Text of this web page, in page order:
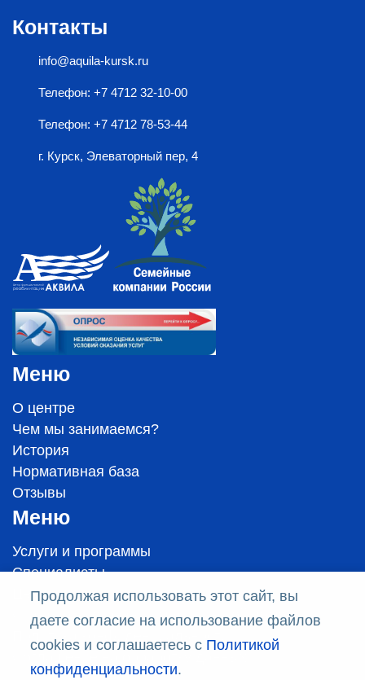
Контакты
info@aquila-kursk.ru
Телефон: +7 4712 32-10-00
Телефон: +7 4712 78-53-44
г. Курск, Элеваторный пер, 4
Меню
О центре
Чем мы занимаемся?
История
Нормативная база
Отзывы
Меню
Услуги и программы
Специалисты
Цены
Стандарты оказания медицинской помощи
Политика конфиденциальности
Продолжая использовать этот сайт, вы
даете согласие на использование файлов
cookies и соглашаетесь с Политикой
конфиденциальности.